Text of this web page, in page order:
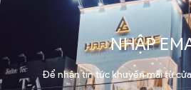
NHẬP
Để nhận tin tức khuyến mãi từ